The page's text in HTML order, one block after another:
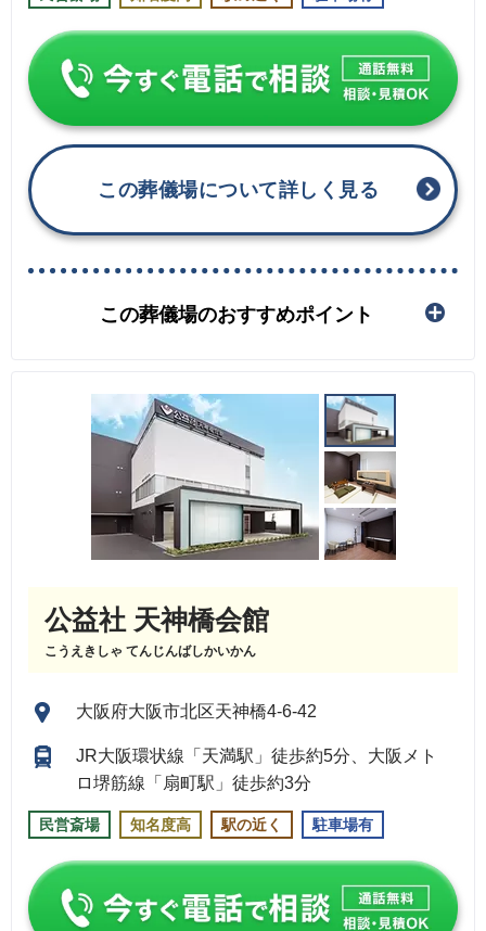
この葬儀場について詳しく見る
この葬儀場のおすすめポイント
公益社 天神橋会館
こうえきしゃ てんじんばしかいかん
大阪府大阪市北区天神橋4-6-42
JR大阪環状線「天満駅」徒歩約5分、大阪メト
ロ堺筋線「扇町駅」徒歩約3分
民営斎場 知名度高 駅の近く 駐車場有